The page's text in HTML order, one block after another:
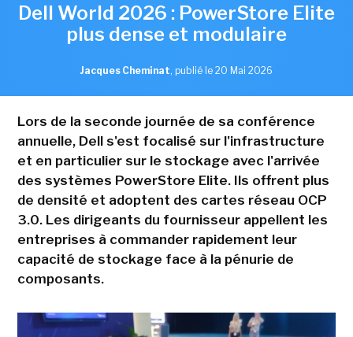
Dell World 2026 : PowerStore Elite
plus dense et modulaire
Jacques Cheminat, publié le 20 Mai 2026
Lors de la seconde journée de sa conférence
annuelle, Dell s'est focalisé sur l'infrastructure
et en particulier sur le stockage avec l'arrivée
des systèmes PowerStore Elite. Ils offrent plus
de densité et adoptent des cartes réseau OCP
3.0. Les dirigeants du fournisseur appellent les
entreprises à commander rapidement leur
capacité de stockage face à la pénurie de
composants.